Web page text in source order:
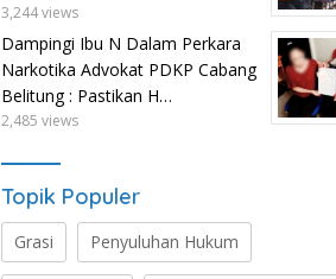
3,244 views
Dampingi Ibu N Dalam Perkara
Narkotika Advokat PDKP Cabang
Belitung : Pastikan H…
2,485 views
Topik Populer
Grasi Penyuluhan Hukum